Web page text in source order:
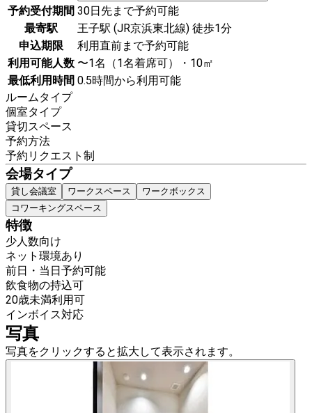
予約受付期間 30日先まで予約可能
最寄駅
王子駅 (JR京浜東北線) 徒歩1分
申込期限
利用直前まで予約可能
利用可能人数 〜1名（1名着席可）・10㎡
最低利用時間 0.5時間から利用可能
ルームタイプ
個室タイプ
貸切スペース
予約方法
予約リクエスト制
会場タイプ
貸し会議室 ワークスペース
ワークボックス
コワーキングスペース
特徴
少人数向け
ネット環境あり
前日・当日予約可能
飲食物の持込可
20歳未満利用可
インボイス対応
写真
写真をクリックすると拡大して表示されます。